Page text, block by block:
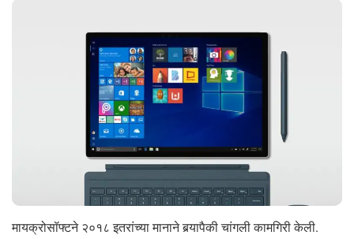
मायक्रोसॉफ्टने २०१८ इतरांच्या मानाने बर्‍यापैकी चांगली कामगिरी केली.